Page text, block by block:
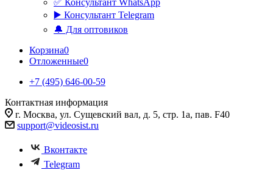
✅️ Консультант WhatsApp
▶️ Консультант Telegram
🔔 Для оптовиков
Корзина0
Отложенные0
+7 (495) 646-00-59
Контактная информация
г. Москва, ул. Сущевский вал, д. 5, стр. 1а, пав. F40
support@videosist.ru
Вконтакте
Telegram